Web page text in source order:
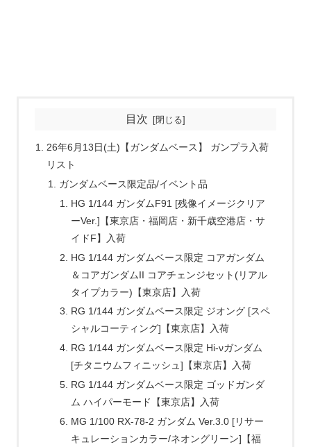
目次
26年6月13日(土)【ガンダムベース】 ガンプラ入荷
リスト
ガンダムベース限定品/イベント品
HG 1/144 ガンダムF91 [残像イメージクリア
ーVer.]【東京店・福岡店・新千歳空港店・サ
イドF】入荷
HG 1/144 ガンダムベース限定 コアガンダム
＆コアガンダムII コアチェンジセット(リアル
タイプカラー)【東京店】入荷
RG 1/144 ガンダムベース限定 ジオング [スペ
シャルコーティング]【東京店】入荷
RG 1/144 ガンダムベース限定 Hi-νガンダム
[チタニウムフィニッシュ]【東京店】入荷
RG 1/144 ガンダムベース限定 ゴッドガンダ
ム ハイパーモード【東京店】入荷
MG 1/100 RX-78-2 ガンダム Ver.3.0 [リサー
キュレーションカラー/ネオングリーン]【福